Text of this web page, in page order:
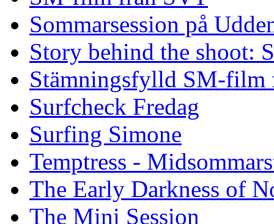
Sommarsession på
Story behind the shoot:
Stämningsfylld SM-film
Surfcheck Fredag
Surfing Simone
Temptress -
The Early Darkness of
The Mini Session